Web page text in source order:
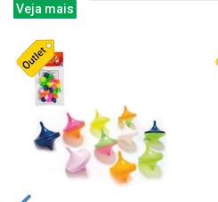
Veja mais